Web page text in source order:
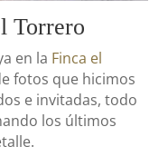
Torrero
en la Finca el
fotos que hicimos
e invitadas, todo
los últimos